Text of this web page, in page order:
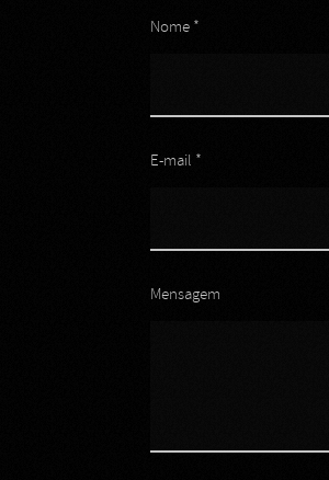
Nome *
E-mail *
Mensagem